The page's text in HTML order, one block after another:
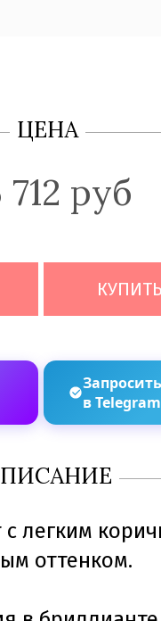
ЦЕНА
712 руб
в
с легким
оттенком.